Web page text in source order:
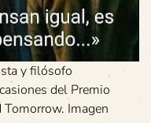
y filósofo
del Premio
Imagen